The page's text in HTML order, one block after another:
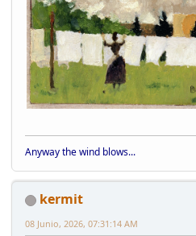
Anyway the wind blows...
kermit
08 Junio, 2026, 07:31:14 AM